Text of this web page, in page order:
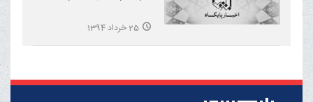
25 خرداد 1394